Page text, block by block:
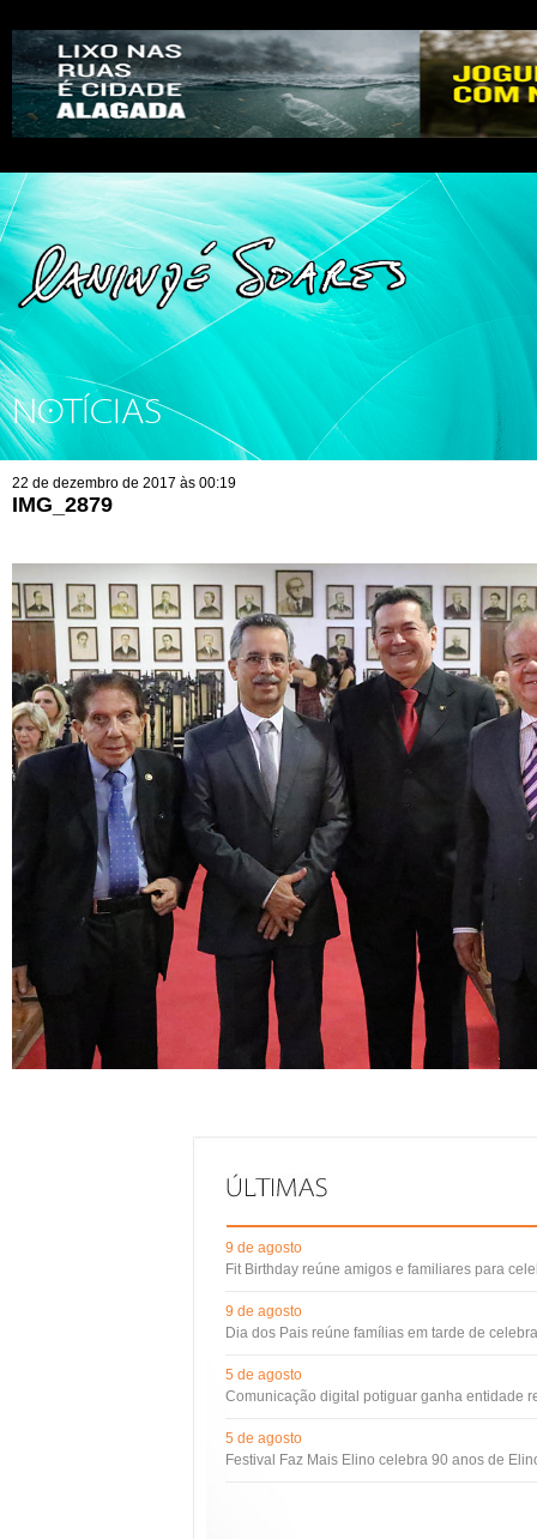
NOTÍCIAS
22 de dezembro de 2017 às 00:19
IMG_2879
9 de agosto
Fit Birthday reúne amigos e familiares para
9 de agosto
Dia dos Pais reúne famílias em tarde de
5 de agosto
Comunicação digital potiguar ganha entidade
5 de agosto
Festival Faz Mais Elino celebra 90 anos de